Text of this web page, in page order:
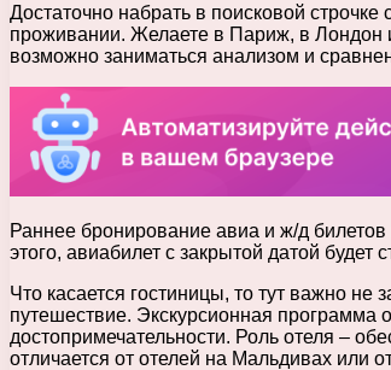
Достаточно набрать в поисковой
проживании. Желаете в Париж, в Лондон
возможно заниматься анализом и
Раннее бронирование авиа и ж/д
этого, авиабилет с закрытой датой
Что касается гостиницы, то тут важно
путешествие. Экскурсионная программа
достопримечательности. Роль отеля –
отличается от отелей на Мальдивах или